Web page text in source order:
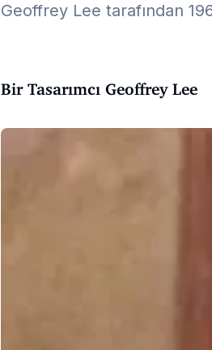
Geoffrey Lee tarafından
Bir Tasarımcı Geoffrey Lee